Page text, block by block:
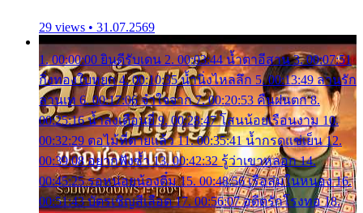
29 views • 31.07.2569
1. 00:00:00 ยินดีรับเดน 2. 00:03:44 น้ำตาอีสาน 3. 00:07:51
กิ่งทองใบหยก 4. 00:10:35 น้ำนิ่งไหลลึก 5. 00:13:49 ลานรัก
ลานเท 6. 00:17:06 จำใจจาก 7. 00:20:53 คืนฝนตก 8.
00:25:16 น้ำลงเดือนยี่ 9. 00:28:47 โสนน้อยเรือนงาม 10.
00:32:29 ตอไม้ที่ตายแล้ว 11. 00:35:41 น้ำกรดแช่เย็น 12.
00:39:08 อยากฟังซ้ำ 13. 00:42:32 รู้ว่าเขาหลอก 14.
00:45:25 รอหน่อยน้องติ๋ม 15. 00:48:56 เรือล่มในหนอง 16.
00:51:43 บัตรเชิญสีเลือด 17. 00:56:07 อดีตรักโรงทอ 18.